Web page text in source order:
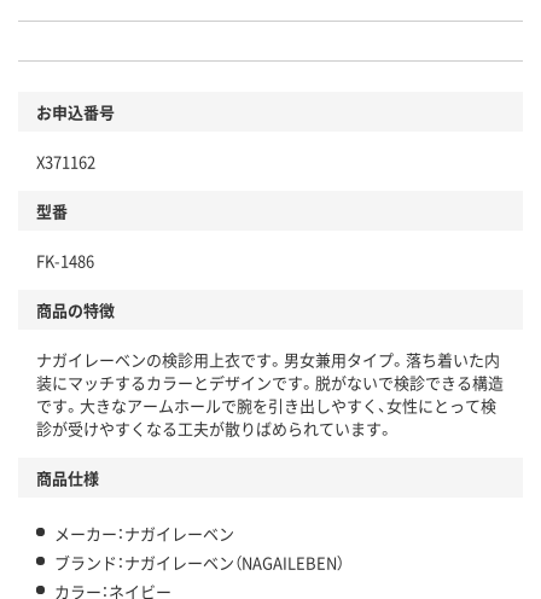
お申込番号
X371162
型番
FK-1486
商品の特徴
ナガイレーベンの検診用上衣です。男女兼用タイプ。落ち着いた内
装にマッチするカラーとデザインです。脱がないで検診できる構造
です。大きなアームホールで腕を引き出しやすく、女性にとって検
診が受けやすくなる工夫が散りばめられています。
商品仕様
メーカー：ナガイレーベン
ブランド：ナガイレーベン（NAGAILEBEN）
カラー：ネイビー